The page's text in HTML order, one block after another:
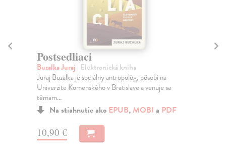
Postsedliaci
Buzalka Juraj| Elektronická kniha
Juraj Buzalka je sociálny antropológ, pôsobí na
Univerzite Komenského v Bratislave a venuje sa
témam...
Na stiahnutie akoEPUB,MOBIa PDF
10,90 €